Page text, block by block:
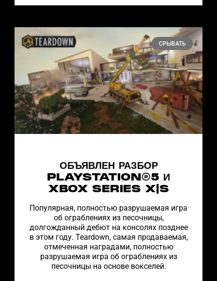
СРЫВАТЬ
ОБЪЯВЛЕН РАЗБОР
PLAYSTATION®5 И
XBOX SERIES X|S
Популярная, полностью разрушаемая игра
об ограблениях из песочницы,
долгожданный дебют на консолях позднее
в этом году. Teardown, самая продаваемая,
отмеченная наградами, полностью
разрушаемая игра об ограблениях из
песочницы на основе вокселей.